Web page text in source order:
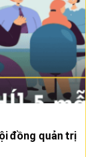
đồng quản trị